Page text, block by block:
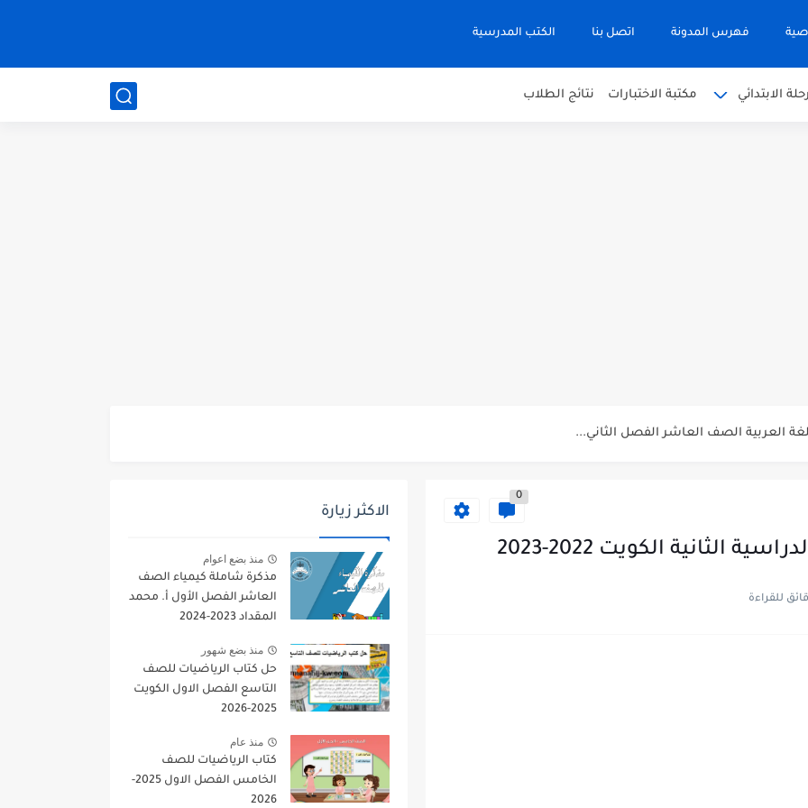
فهرس المدونة اتصل بنا الكتب المدرسية
الابتدائي مكتبة الاختبارات نتائج الطلاب
العربية الصف العاشر الفصل الثاني...
الثاني 2025-2026
0
الثانية الكويت 2022-2023
الاكثر زيارة
منذ بضع اعوام
مذكرة شاملة كيمياء الصف
العاشر الفصل الأول أ. محمد
المقداد 2023-2024
منذ بضع شهور
حل كتاب الرياضيات للصف
التاسع الفصل الاول الكويت
2025-2026
منذ عام
كتاب الرياضيات للصف
الخامس الفصل الاول 2025-
2026